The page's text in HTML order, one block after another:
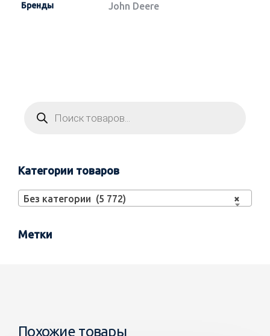
Бренды John Deere
Категории товаров
×
Без категории (5 772)
Метки
Похожие товары